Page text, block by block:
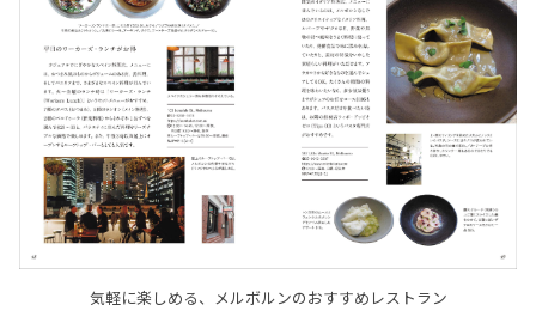
気軽に楽しめる、メルボルンのおすすめレストラン